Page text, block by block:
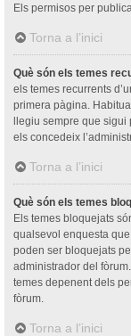
Els permisos per
Torna a l’inici
Què són els temes
els temes recurrents
primera pàgina.
llegiu sempre que sigui
els concedeix
Torna a l’inici
Què són els temes
Els temes bloquejats
qualsevol enquesta
poden ser bloquejats
administrador del
temes depenent dels
fòrum.
Torna a l’inici